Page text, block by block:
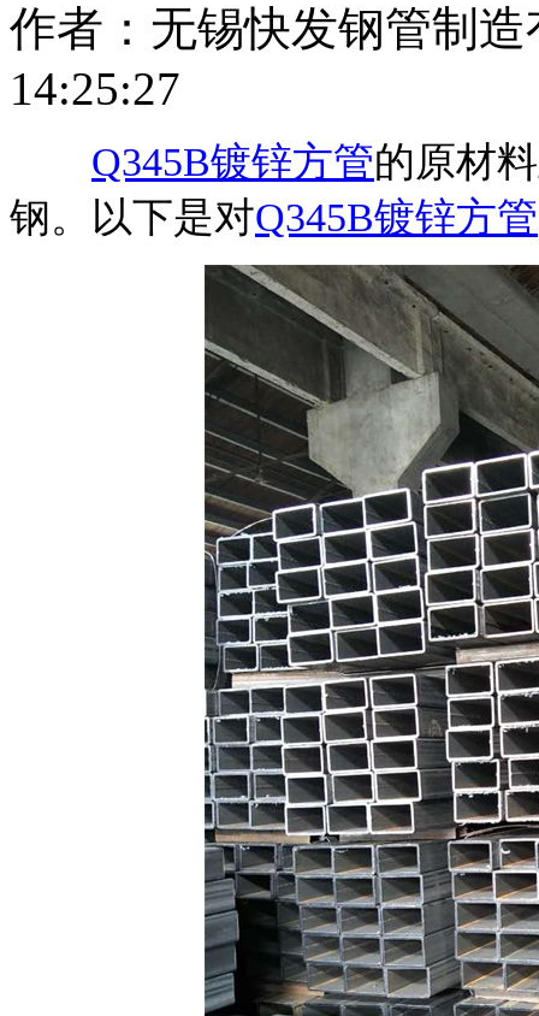
作者：无锡快发钢管制
14:25:27
Q345B镀锌方管的原材
钢。以下是对Q345B镀锌方管